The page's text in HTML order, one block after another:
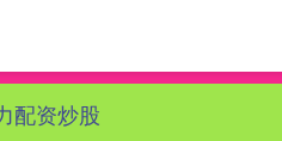
配资炒股